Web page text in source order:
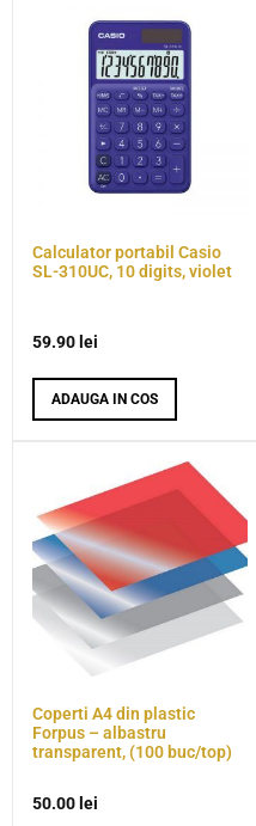
Calculator portabil Casio
SL-310UC, 10 digits, violet
59.90 lei
ADAUGA IN COS
Coperti A4 din plastic
Forpus – albastru
transparent, (100 buc/top)
50.00 lei